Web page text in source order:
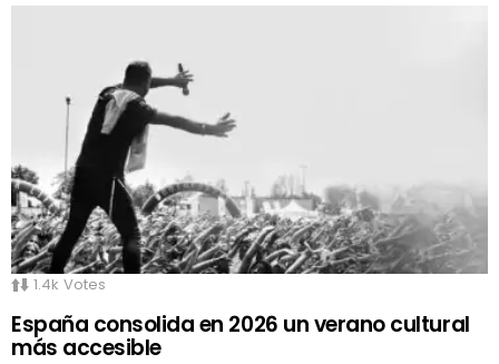
1.4k Votes
España consolida en 2026 un verano cultural
más accesible